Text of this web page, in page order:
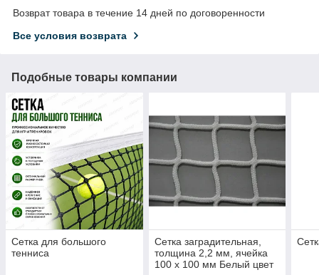
Возврат товара в течение 14 дней по договоренности
Все условия возврата
Подобные товары компании
Сетка для большого
тенниса
Сетка заградительная,
толщина 2,2 мм, ячейка
100 х 100 мм Белый цвет